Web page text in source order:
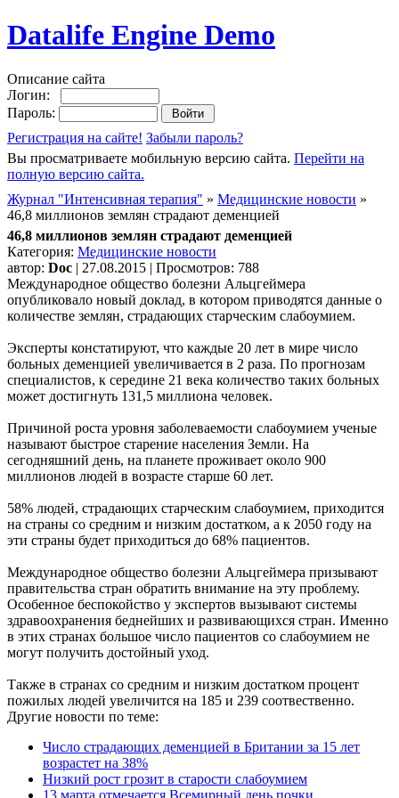
Datalife Engine Demo
Описание сайта
Логин:
Пароль:
Регистрация на сайте! Забыли пароль?
Вы просматриваете мобильную версию сайта. Перейти на
полную версию сайта.
Журнал "Интенсивная терапия" » Медицинские новости »
46,8 миллионов землян страдают деменцией
46,8 миллионов землян страдают деменцией
Категория: Медицинские новости
автор: Doc | 27.08.2015 | Просмотров: 788
Международное общество болезни Альцгеймера
опубликовало новый доклад, в котором приводятся данные о
количестве землян, страдающих старческим слабоумием.
Эксперты констатируют, что каждые 20 лет в мире число
больных деменцией увеличивается в 2 раза. По прогнозам
специалистов, к середине 21 века количество таких больных
может достигнуть 131,5 миллиона человек.
Причиной роста уровня заболеваемости слабоумием ученые
называют быстрое старение населения Земли. На
сегодняшний день, на планете проживает около 900
миллионов людей в возрасте старше 60 лет.
58% людей, страдающих старческим слабоумием, приходится
на страны со средним и низким достатком, а к 2050 году на
эти страны будет приходиться до 68% пациентов.
Международное общество болезни Альцгеймера призывают
правительства стран обратить внимание на эту проблему.
Особенное беспокойство у экспертов вызывают системы
здравоохранения беднейших и развивающихся стран. Именно
в этих странах большое число пациентов со слабоумием не
могут получить достойный уход.
Также в странах со средним и низким достатком процент
пожилых людей увеличится на 185 и 239 соотвественно.
Другие новости по теме:
Число страдающих деменцией в Британии за 15 лет
возрастет на 38%
Низкий рост грозит в старости слабоумием
13 марта отмечается Всемирный день почки